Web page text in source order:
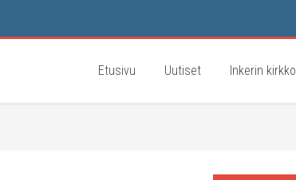
Etusivu Uutiset Inkerin kirkko